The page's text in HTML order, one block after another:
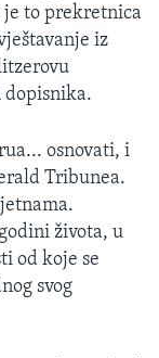
je to prekretnica
iz
dopisnika.
osnovati, i
Tribunea.
života, u
od koje se
svog